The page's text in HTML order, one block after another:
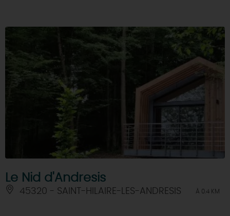
Le Nid d'Andresis
45320 - SAINT-HILAIRE-LES-ANDRESIS À 0.4 KM